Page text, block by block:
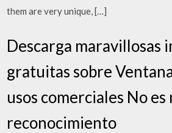
them are very unique, […]
Descarga maravillosas
gratuitas sobre
usos comerciales No
reconocimiento